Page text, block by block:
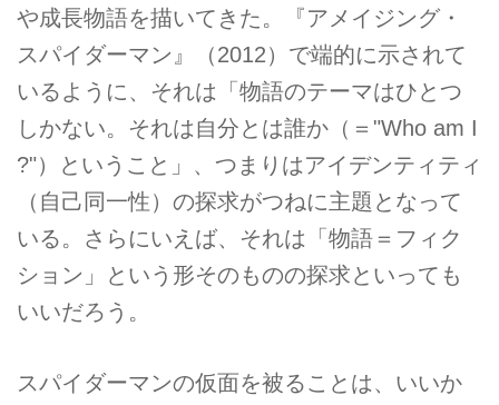
や成長物語を描いてきた。『アメイジング・
スパイダーマン』（2012）で端的に示されて
いるように、それは「物語のテーマはひとつ
しかない。それは自分とは誰か（＝"Who am I
?"）ということ」、つまりはアイデンティティ
（自己同一性）の探求がつねに主題となって
いる。さらにいえば、それは「物語＝フィク
ション」という形そのものの探求といっても
いいだろう。
スパイダーマンの仮面を被ることは、いいか